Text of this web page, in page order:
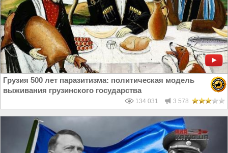
Грузия 500 лет паразитизма: политическая модель
выживания грузинского государства
134 031 3 578